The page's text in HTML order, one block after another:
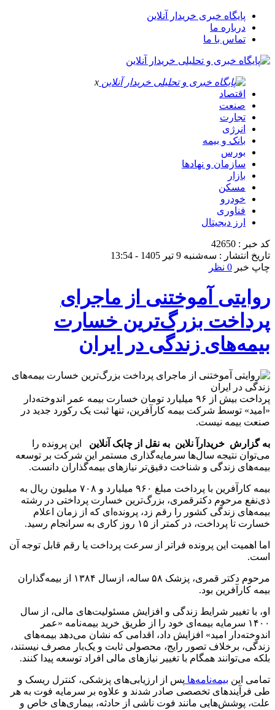
پایگاه خبری خریدار آنلاین
درباره ما
تماس با ما
x
اقتصاد
صنعت
تجارت
انرژی
بانک و بیمه
بورس
سازمان و نهادها
بازار
مسکن
خودرو
فناوری
ارز دیجیتال
کد خبر : 42650
تاریخ انتشار : سه‌شنبه 9 تیر 1405 - 13:54
چاپ خبر 0 نظر
روایتی آموختنی از ماجرای
پرداخت بزرگ‌ترین خسارت
بیمه‌های زندگی در ایران
پرداخت بیش از ۹۶ میلیارد تومان خسارت بیمه عمر اندوخته‌دار
«امید» توسط شرکت بیمه کارآفرین، تنها ثبت یک رکورد جدید در
صنعت بیمه نیست.
به گزارش خریدارآ نلاین به نقل از چابک آنلاین
این پرونده را
می‌توان نتیجه سال‌ها سرمایه‌گذاری مستمر این شرکت بر توسعه
بیمه‌های زندگی و شناخت دقیق‌تر نیازهای بیمه‌گذاران دانست.
بیمه کارآفرین با پرداخت مبلغ ۹۶۰ میلیارد و ۷۰۸ میلیون ریال به
ذی‌نفع مرحوم دکترقمری، بزرگ‌ترین خسارت پرداختی در رشته
بیمه‌های زندگی کشور را رقم زد، پرونده‌ای که از زمان اعلام
خسارت تا پرداخت، در کمتر از ۱۵ روز کاری به سرانجام رسید.
اما اهمیت این پرونده فراتر از سرعت پرداخت یا رقم قابل توجه آن
است.
مرحوم دکتر قمری، پزشک ۵۸ ساله، ازسال ۱۳۸۴ از بیمه‌گذاران
بیمه کارآفرین بود.
او، با تغییر شرایط زندگی و افزایش مسئولیت‌های مالی، از سال
۱۴۰۰ سرمایه بیمه‌ای خود را از طریق خرید بیمه‌نامه «عمر
اندوخته‌دار امید» افزایش داد، اقدامی که نشان می‌دهد بیمه‌های
زندگی، برخلاف تصور رایج، محصولی ثابت و یک‌بار مصرف نیستند،
بلکه می‌توانند همگام با تغییر نیازهای مالی افراد توسعه پیدا کنند.
تمامی این بیمه‌نامه‌ها پس از ارزیابی‌های پزشکی، کنترل ریسک و
طی فرآیندهای تخصصی صادر شدند و علاوه بر سرمایه فوت به هر
علت، پوشش‌هایی مانند فوت ناشی از حادثه، بیماری‌های خاص و